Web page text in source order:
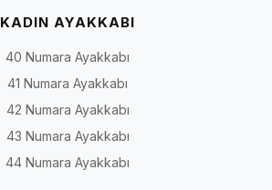
KADIN AYAKKABI
40 Numara Ayakkabı
41 Numara Ayakkabı
42 Numara Ayakkabı
43 Numara Ayakkabı
44 Numara Ayakkabı